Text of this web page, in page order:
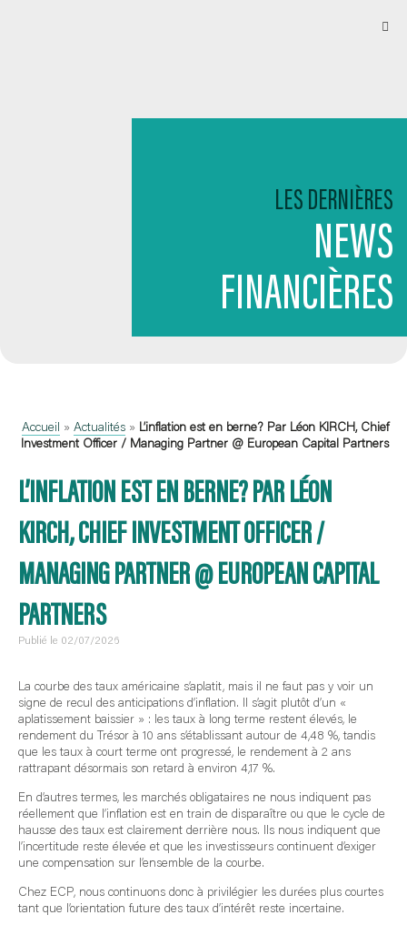
LES DERNIÈRES
NEWS
FINANCIÈRES
Accueil » Actualités » L’inflation est en berne? Par Léon KIRCH, Chief
Investment Officer / Managing Partner @ European Capital Partners
L’INFLATION EST EN BERNE? PAR LÉON
KIRCH, CHIEF INVESTMENT OFFICER /
MANAGING PARTNER @ EUROPEAN CAPITAL
PARTNERS
Publié le 02/07/2026
La courbe des taux américaine s’aplatit, mais il ne faut pas y voir un
signe de recul des anticipations d’inflation. Il s’agit plutôt d’un «
aplatissement baissier » : les taux à long terme restent élevés, le
rendement du Trésor à 10 ans s’établissant autour de 4,48 %, tandis
que les taux à court terme ont progressé, le rendement à 2 ans
rattrapant désormais son retard à environ 4,17 %.
En d’autres termes, les marchés obligataires ne nous indiquent pas
réellement que l’inflation est en train de disparaître ou que le cycle de
hausse des taux est clairement derrière nous. Ils nous indiquent que
l’incertitude reste élevée et que les investisseurs continuent d’exiger
une compensation sur l’ensemble de la courbe.
Chez ECP, nous continuons donc à privilégier les durées plus courtes
tant que l’orientation future des taux d’intérêt reste incertaine.